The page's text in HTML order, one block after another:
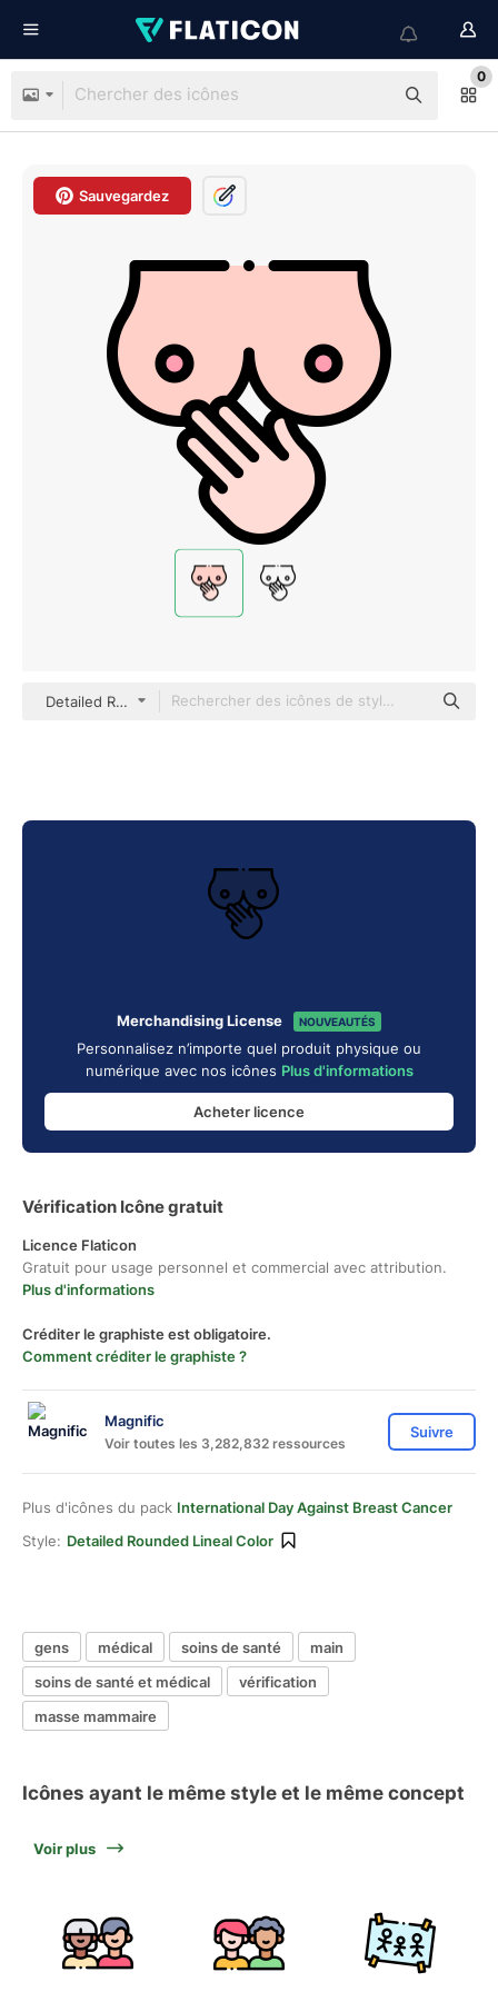
0
Sauvegardez
Detailed Rounded Lineal color
Merchandising License NOUVEAUTÉS
Personnalisez n’importe quel produit physique ou
numérique avec nos icônes Plus d'informations
Acheter licence
Vérification Icône gratuit
Licence Flaticon
Gratuit pour usage personnel et commercial avec attribution.
Plus d'informations
Créditer le graphiste est obligatoire.
Comment créditer le graphiste ?
Magnific
Voir toutes les 3,282,832 ressources
Suivre
Plus d'icônes du pack International Day Against Breast Cancer
Style: Detailed Rounded Lineal Color
gens médical soins de santé
main
soins de santé et médical
vérification
masse mammaire
Icônes ayant le même style et le même concept
Voir plus